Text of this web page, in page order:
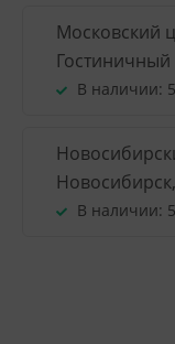
Московский
Гостиничный
В наличии:
В наличии: